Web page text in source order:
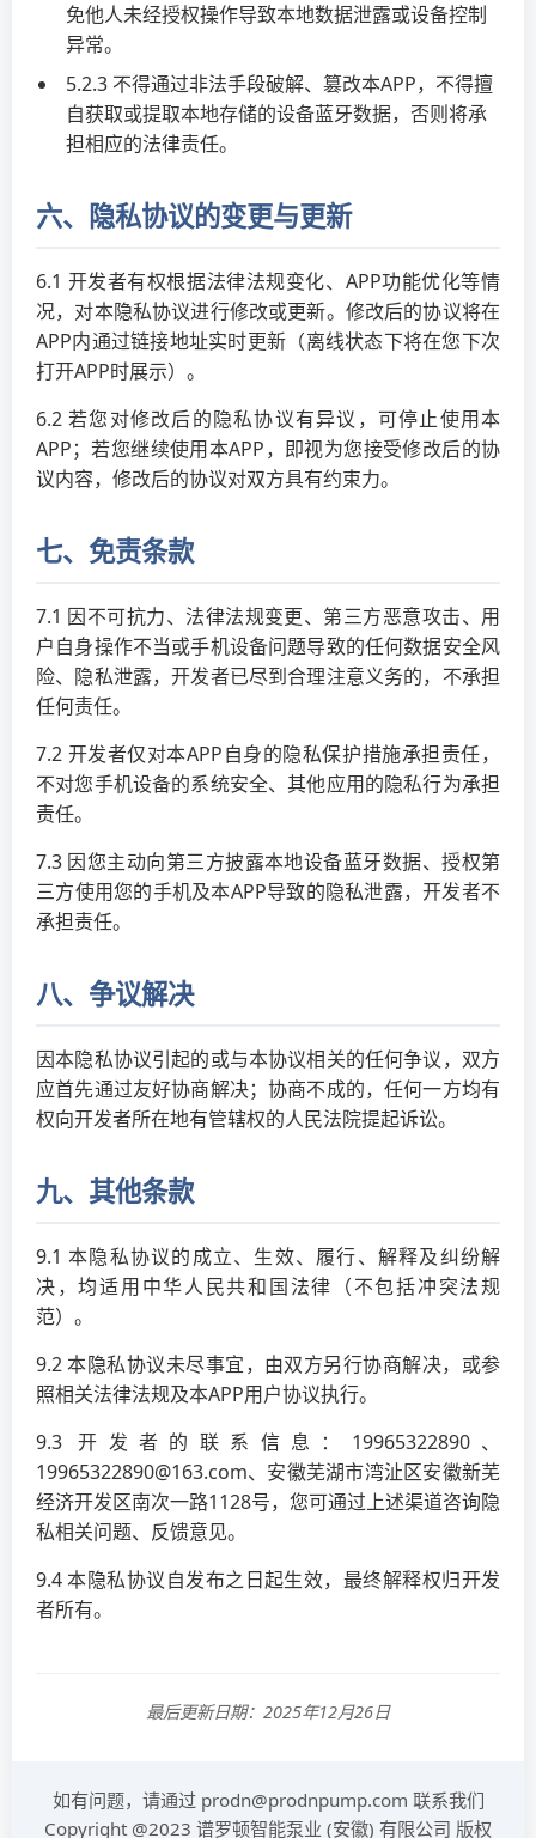
免他人未经授权操作导致本地数据泄露或设备控制
异常。
5.2.3 不得通过非法手段破解、篡改本APP，不得擅
自获取或提取本地存储的设备蓝牙数据，否则将承
担相应的法律责任。
六、隐私协议的变更与更新
6.1 开发者有权根据法律法规变化、APP功能优化等情
况，对本隐私协议进行修改或更新。修改后的协议将在
APP内通过链接地址实时更新（离线状态下将在您下次
打开APP时展示）。
6.2 若您对修改后的隐私协议有异议，可停止使用本
APP；若您继续使用本APP，即视为您接受修改后的协
议内容，修改后的协议对双方具有约束力。
七、免责条款
7.1 因不可抗力、法律法规变更、第三方恶意攻击、用
户自身操作不当或手机设备问题导致的任何数据安全风
险、隐私泄露，开发者已尽到合理注意义务的，不承担
任何责任。
7.2 开发者仅对本APP自身的隐私保护措施承担责任，
不对您手机设备的系统安全、其他应用的隐私行为承担
责任。
7.3 因您主动向第三方披露本地设备蓝牙数据、授权第
三方使用您的手机及本APP导致的隐私泄露，开发者不
承担责任。
八、争议解决
因本隐私协议引起的或与本协议相关的任何争议，双方
应首先通过友好协商解决；协商不成的，任何一方均有
权向开发者所在地有管辖权的人民法院提起诉讼。
九、其他条款
9.1 本隐私协议的成立、生效、履行、解释及纠纷解
决，均适用中华人民共和国法律（不包括冲突法规
范）。
9.2 本隐私协议未尽事宜，由双方另行协商解决，或参
照相关法律法规及本APP用户协议执行。
9.3 开发者的联系信息：19965322890、
19965322890@163.com、安徽芜湖市湾沚区安徽新芜
经济开发区南次一路1128号，您可通过上述渠道咨询隐
私相关问题、反馈意见。
9.4 本隐私协议自发布之日起生效，最终解释权归开发
者所有。
最后更新日期：2025年12月26日
如有问题，请通过 prodn@prodnpump.com 联系我们
Copyright @2023 谱罗顿智能泵业 (安徽) 有限公司 版权